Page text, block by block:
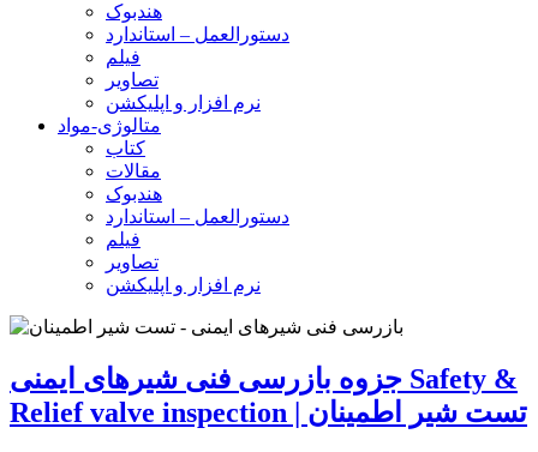
هندبوک
دستورالعمل – استاندارد
فیلم
تصاویر
نرم افزار و اپلیکشن
متالوژی-مواد
کتاب
مقالات
هندبوک
دستورالعمل – استاندارد
فیلم
تصاویر
نرم افزار و اپلیکشن
جزوه بازرسی فنی شیرهای ایمنی Safety &
Relief valve inspection | تست شیر اطمینان